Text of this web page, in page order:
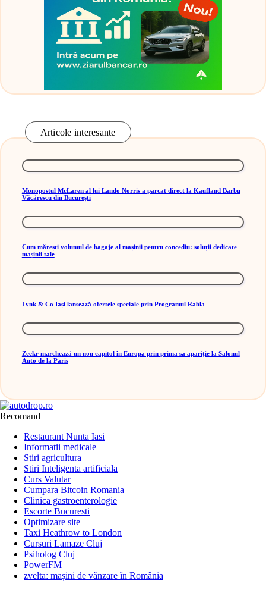
Articole interesante
Monopostul McLaren al lui Lando Norris a parcat direct la Kaufland Barbu
Văcărescu din București
Cum mărești volumul de bagaje al mașinii pentru concediu: soluții dedicate
mașinii tale
Lynk & Co Iași lansează ofertele speciale prin Programul Rabla
Zeekr marchează un nou capitol în Europa prin prima sa apariție la Salonul
Auto de la Paris
Recomand
Restaurant Nunta Iasi
Informatii medicale
Stiri agricultura
Stiri Inteligenta artificiala
Curs Valutar
Cumpara Bitcoin Romania
Clinica gastroenterologie
Escorte Bucuresti
Optimizare site
Taxi Heathrow to London
Cursuri Lamaze Cluj
Psiholog Cluj
PowerFM
zvelta: mașini de vânzare în România